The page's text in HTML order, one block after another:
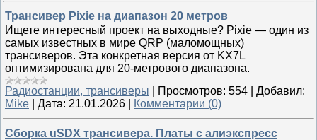
Трансивер Pixie на диапазон 20 метров
Ищете интересный проект на выходные? Pixie — один из
самых известных в мире QRP (маломощных)
трансиверов. Эта конкретная версия от KX7L
оптимизирована для 20-метрового диапазона.
Радиостанции, трансиверы
Просмотров: 554
Добавил:
Mike
Дата: 21.01.2026 Комментарии (0)
Сборка uSDX трансивера. Платы с алиэкспресс